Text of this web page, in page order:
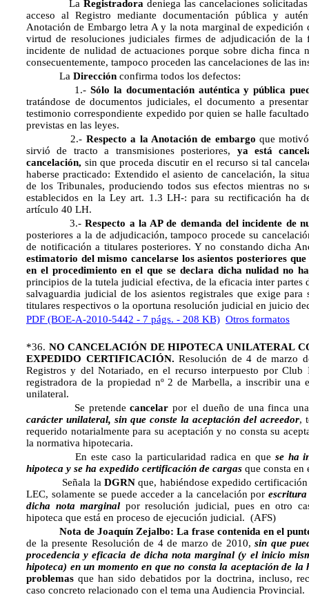
La Registradoradeniega las cancelaciones
acceso al Registro mediante documentación pública y
Anotación de Embargo letra A y la nota marginal de expedición
virtud de resoluciones judiciales firmes de adjudicación de la
incidente de nulidad de actuaciones porque sobre dicha finca
consecuentemente, tampoco proceden las cancelaciones de las
La Dirección confirma todos los defectos:
1.-Sólo la documentación auténtica y pública
tratándose de documentos judiciales, el documento a
testimonio correspondiente expedido por quien se halle
previstas en las leyes.
2.- Respecto a la Anotación de embargo que
sirvió de tracto a transmisiones posteriores, ya está
cancelación, sin que proceda discutir en el recurso si tal
haberse practicado: Extendido el asiento de cancelación, la
de los Tribunales, produciendo todos sus efectos mientras no
establecidos en la Ley art. 1.3 LH-: para su rectificación ha
artículo 40 LH.
3.-Respecto a la AP de demanda del incidente de
posteriores a la de adjudicación, tampoco procede su
de notificación a titulares posteriores. Y no constando dicha
estimatorio del mismo cancelarse los asientos posteriores
en el procedimiento en el que se declara dicha nulidad no
principios de la tutela judicial efectiva, de la eficacia inter partes
salvaguardia judicial de los asientos registrales que exige
titulares respectivos o la oportuna resolución judicial en juicio
PDF (BOE-A-2010-5442 - 7 págs. - 208 KB) Otros formatos
*36. NO CANCELACIÓN DE HIPOTECA UNILATERAL
EXPEDIDO CERTIFICACIÓN. Resolución de 4 de marzo
Registros y del Notariado, en el recurso interpuesto por
registradora de la propiedad nº 2 de Marbella, a inscribir una
unilateral.
Se pretendecancelar por el dueño de una finca
carácter unilateral, sin que conste la aceptación del acreedor,
requerido notarialmente para su aceptación y no consta su
la normativa hipotecaria.
En este caso la particularidad radica en que se ha
hipoteca y se ha expedido certificación de cargas que consta en
Señala la DGRNque, habiéndose expedido
LEC, solamente se puede acceder a la cancelación por
dicha nota marginal por resolución judicial, pues en otro
hipoteca que está en proceso de ejecución judicial. (AFS)
Nota de Joaquín Zejalbo: La frase contenida en el
de la presente Resolución de 4 de marzo de 2010, sin que
procedencia y eficacia de dicha nota marginal (y el inicio
hipoteca) en un momento en que no consta la aceptación de
problemas que han sido debatidos por la doctrina, incluso,
caso concreto relacionado con el tema una Audiencia Provincial.